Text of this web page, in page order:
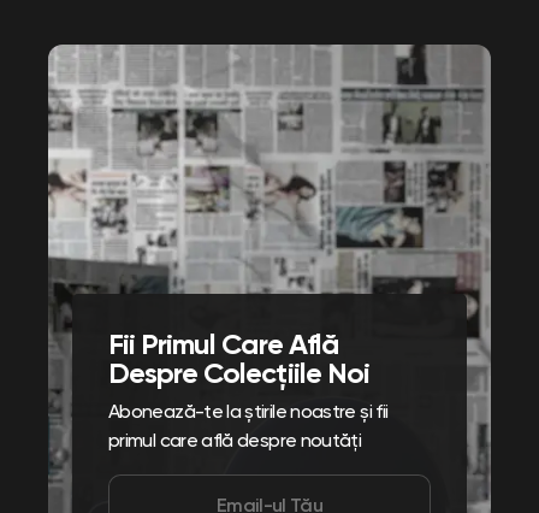
Fii Primul Care Află
Despre Colecțiile Noi
Abonează-te la știrile noastre și fii
primul care află despre noutăți